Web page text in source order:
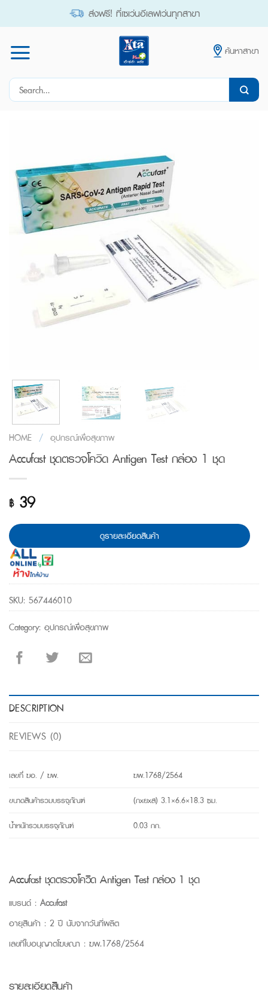
ส่งฟรี! ที่เซเว่นอีเลฟเว่นทุกสาขา
ค้นหาสาขา
Search
HOME / อุปกรณ์เพื่อสุขภาพ
Accufast ชุดตรวจโควิด Antigen Test กล่อง 1 ชุด
฿39
ดูรายละเอียดสินค้า
SKU: 567446010
Category: อุปกรณ์เพื่อสุขภาพ
DESCRIPTION
REVIEWS (0)
เลขที่ ฆอ. / ฆพ.
ฆพ.1768/2564
ขนาดสินค้ารวมบรรจุภัณฑ์
(กxยxส) 3.1×6.6×18.3 ซม.
น้ำหนักรวมบรรจุภัณฑ์
0.03 กก.
Accufast ชุดตรวจโควิด Antigen Test กล่อง 1 ชุด
แบรนด์ : Accufast
อายุสินค้า : 2 ปี นับจากวันที่ผลิต
เลขที่ใบอนุญาตโฆษณา : ฆพ.1768/2564
รายละเอียดสินค้า